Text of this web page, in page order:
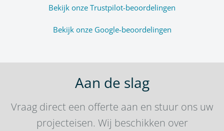
Bekijk onze Trustpilot-beoordelingen
Bekijk onze Google-beoordelingen
Aan de slag
Vraag direct een offerte aan en stuur ons uw
projecteisen. Wij beschikken over